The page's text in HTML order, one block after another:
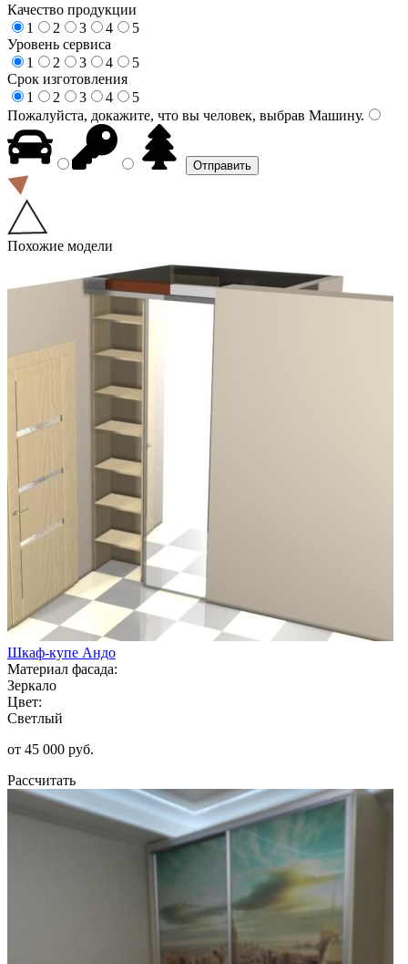
Качество продукции
1
2 3 4
5
Уровень сервиса
1
2 3 4
5
Срок изготовления
1
2 3 4
5
Пожалуйста, докажите, что вы человек, выбрав Машину.
Похожие модели
Шкаф-купе Андо
Материал фасада:
Зеркало
Цвет:
Светлый
от 45 000 руб.
Рассчитать